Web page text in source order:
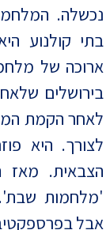
נכשלה.
בתי קולנוע
ארוכה של
בירושלים
לאחר הקמת
לצורך. היא
הצבאית. מאז
'מלחמות שבת'.
אבל